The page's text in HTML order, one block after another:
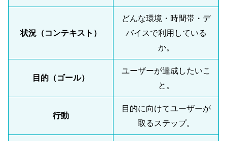
状況（コンテキスト）
どんな環境・時間帯・デ
バイスで利用している
か。
目的（ゴール）
ユーザーが達成したいこ
と。
行動
目的に向けてユーザーが
取るステップ。